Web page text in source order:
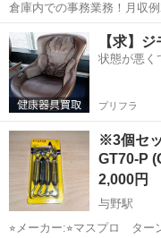
倉庫内での事務業務！月収
40代の男女活躍中！空調完
OK◎無料駐車場完備！《茨城県常陸大宮
電子部品製造倉庫内の事務...
茨城 常陸大宮市
【求】
状態が悪く
プリフラ
※3個セ
GT70-P
2,000円
与野駅
⭐︎メーカー:⭐︎マスプロ ターンバ